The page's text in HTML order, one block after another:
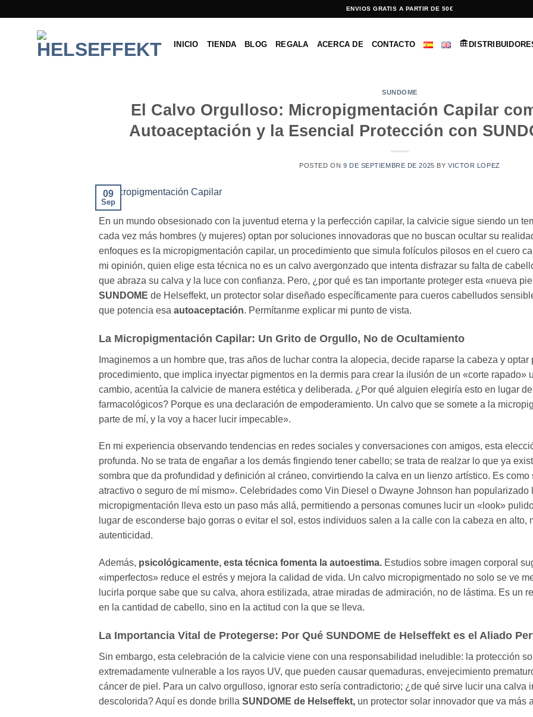
contenido
ENVIOS GRATIS A PARTIR DE 50€
INICIO TIENDA BLOG REGALA ACERCA DE CONTACTO
SUNDOME
El Calvo Orgulloso: Micropigmentación Capilar
Autoaceptación y la Esencial Protección con
POSTED ON 9 DE SEPTIEMBRE DE 2025 BY VICTOR LOPEZ
09
Sep
En un mundo obsesionado con la juventud eterna y la perfección capilar, la calvicie sigue siendo un
cada vez más hombres (y mujeres) optan por soluciones innovadoras que no buscan ocultar su
enfoques es la micropigmentación capilar, un procedimiento que simula folículos pilosos en el cuero
mi opinión, quien elige esta técnica no es un calvo avergonzado que intenta disfrazar su falta de
que abraza su calva y la luce con confianza. Pero, ¿por qué es tan importante proteger esta «nueva
SUNDOME de Helseffekt, un protector solar diseñado específicamente para cueros cabelludos
que potencia esaautoaceptación. Permítanme explicar mi punto de vista.
La Micropigmentación Capilar: Un Grito de Orgullo, No de Ocultamiento
Imaginemos a un hombre que, tras años de luchar contra la alopecia, decide raparse la cabeza y
procedimiento, que implica inyectar pigmentos en la dermis para crear la ilusión de un «corte rapado»
cambio, acentúa la calvicie de manera estética y deliberada. ¿Por qué alguien elegiría esto en lugar
farmacológicos? Porque es una declaración de empoderamiento. Un calvo que se somete a la
parte de mí, y la voy a hacer lucir impecable».
En mi experiencia observando tendencias en redes sociales y conversaciones con amigos, esta
profunda. No se trata de engañar a los demás fingiendo tener cabello; se trata de realzar lo que ya
sombra que da profundidad y definición al cráneo, convirtiendo la calva en un lienzo artístico. Es
atractivo o seguro de mí mismo». Celebridades como Vin Diesel o Dwayne Johnson han
micropigmentación lleva esto un paso más allá, permitiendo a personas comunes lucir un «look»
lugar de esconderse bajo gorras o evitar el sol, estos individuos salen a la calle con la cabeza en
autenticidad.
Además, psicológicamente, esta técnica fomenta la autoestima. Estudios sobre imagen corporal
«imperfectos» reduce el estrés y mejora la calidad de vida. Un calvo micropigmentado no solo se ve
lucirla porque sabe que su calva, ahora estilizada, atrae miradas de admiración, no de lástima. Es un
en la cantidad de cabello, sino en la actitud con la que se lleva.
La Importancia Vital de Protegerse: Por Qué SUNDOME de Helseffekt es el Aliado
Sin embargo, esta celebración de la calvicie viene con una responsabilidad ineludible: la protección
extremadamente vulnerable a los rayos UV, que pueden causar quemaduras, envejecimiento
cáncer de piel. Para un calvo orgulloso, ignorar esto sería contradictorio; ¿de qué sirve lucir una calva
descolorida? Aquí es donde brillaSUNDOME de Helseffekt, un protector solar innovador que va más